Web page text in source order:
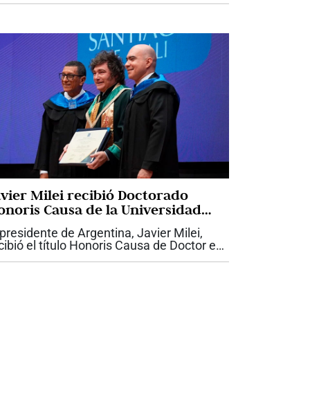
Milei recibió Doctorado
Causa de la Universidad
de Calide Argentina, Javier Milei,
el título Honoris Causa de Doctor en